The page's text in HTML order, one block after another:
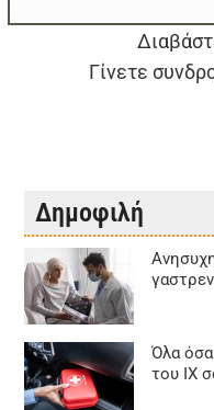
Γίνετε
Δημοφιλή
Όλα όσα
του ΙΧ